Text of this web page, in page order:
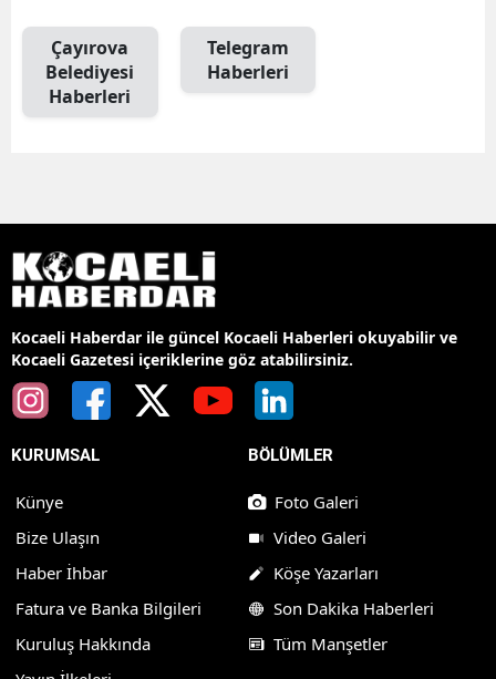
Çayırova
Belediyesi
Haberleri
Telegram
Haberleri
Kocaeli Haberdar ile güncel Kocaeli Haberleri okuyabilir ve
Kocaeli Gazetesi içeriklerine göz atabilirsiniz.
KURUMSAL
Künye
Bize Ulaşın
Haber İhbar
Fatura ve Banka Bilgileri
Kuruluş Hakkında
BÖLÜMLER
Foto Galeri
Video Galeri
Köşe Yazarları
Son Dakika Haberleri
Tüm Manşetler